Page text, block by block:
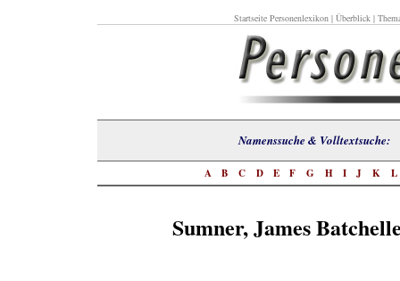
Startseite Personenlexikon| Überblick|
Namenssuche &
A B C D E F G H I J K L
Sumner, James